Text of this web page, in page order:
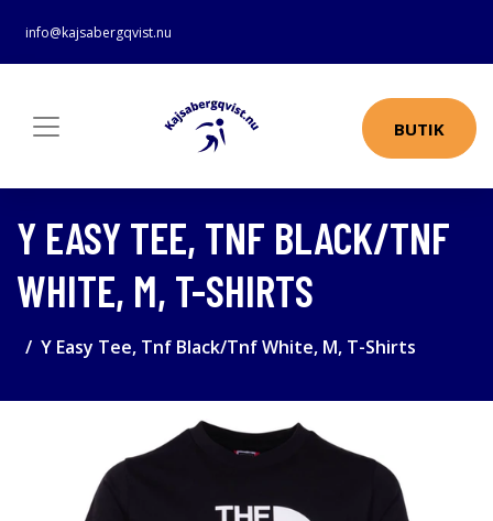
info@kajsabergqvist.nu
BUTIK
Y EASY TEE, TNF BLACK/TNF
WHITE, M, T-SHIRTS
Y Easy Tee, Tnf Black/Tnf White, M, T-Shirts